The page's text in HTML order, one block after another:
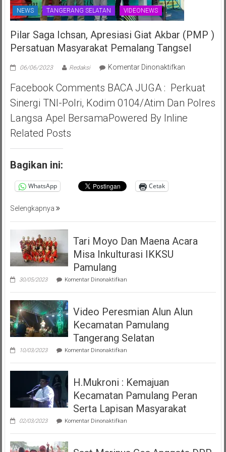
NEWS TANGERANG SELATAN VIDEONEWS
Pilar Saga Ichsan, Apresiasi Giat Akbar (PMP )
Persatuan Masyarakat Pemalang Tangsel
06/06/2023 Redaksi Komentar Dinonaktifkanpada
Saga
Ichsan,
Apresiasi
Giat
Facebook Comments BACA JUGA : Perkuat
Sinergi TNI-Polri, Kodim 0104/Atim Dan Polres
Langsa Apel BersamaPowered By Inline
Related Posts
Bagikan ini:
WhatsApp Cetak
Selengkapnya
Tari Moyo Dan Maena Acara
Misa Inkulturasi IKKSU
Pamulang
30/05/2023 Komentar Dinonaktifkanpada
Moyo
Maena
Acara
Misa
Inkulturasi
IKKSU
Pamulang
Video Peresmian Alun Alun
Kecamatan Pamulang
Tangerang Selatan
10/03/2023 Komentar Dinonaktifkanpada
Peresmian
Alun
Kecamatan
Pamulang
Tangerang
Selatan
H.Mukroni : Kemajuan
Kecamatan Pamulang Peran
Serta Lapisan Masyarakat
02/03/2023 Komentar Dinonaktifkanpada
: